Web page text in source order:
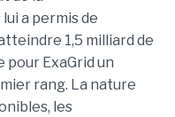
a permis de
1,5 milliard de
ExaGrid un
rang. La nature
les